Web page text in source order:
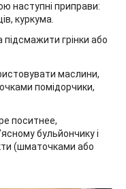
наступні приправи:
куркума.
грінки або
маслини,
помідорчики,
поситнее,
бульйончику і
(шматочками або